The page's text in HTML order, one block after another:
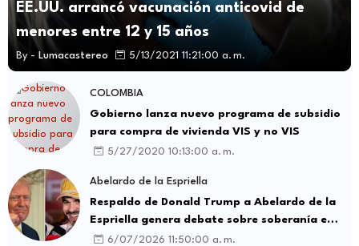
EE.UU. arrancó vacunación anticovid de
menores entre 12 y 15 años
By - Lumacastereo 5/13/2021 11:21:00 a. m.
COLOMBIA
Gobierno lanza nuevo programa de subsidio
para compra de vivienda VIS y no VIS
5/27/2020 10:13:00 a. m.
Abelardo de la Espriella
Respaldo de Donald Trump a Abelardo de la
Espriella genera debate sobre soberanía e
influencia internacional
6/07/2026 11:50:00 a. m.